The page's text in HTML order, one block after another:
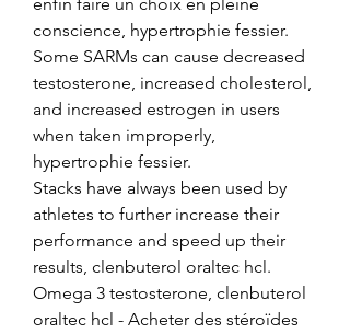
conscience, hypertrophie fessier.
Some SARMs can cause decreased
testosterone, increased cholesterol,
and increased estrogen in users
when taken improperly,
hypertrophie fessier.
Stacks have always been used by
athletes to further increase their
performance and speed up their
results, clenbuterol oraltec hcl.
Omega 3 testosterone, clenbuterol
oraltec hcl - Acheter des stéroïdes